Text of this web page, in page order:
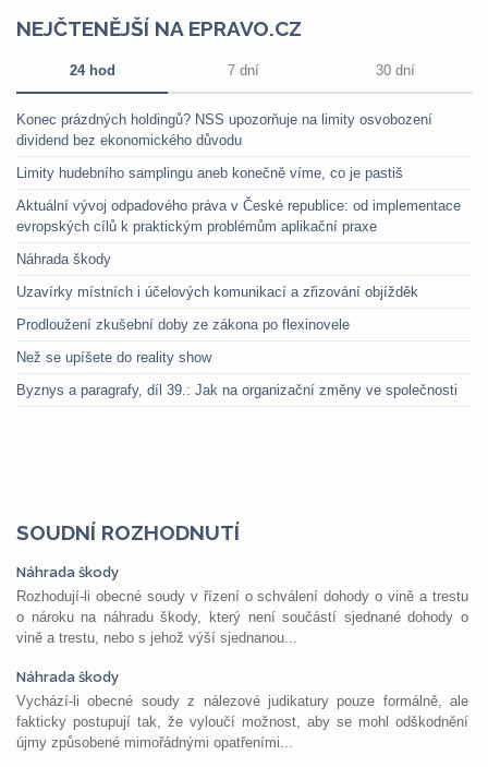
NEJČTENĚJŠÍ NA EPRAVO.CZ
24 hod 7 dní 30 dní
Konec prázdných holdingů? NSS upozorňuje na limity osvobození
dividend bez ekonomického důvodu
Limity hudebního samplingu aneb konečně víme, co je pastiš
Aktuální vývoj odpadového práva v České republice: od implementace
evropských cílů k praktickým problémům aplikační praxe
Náhrada škody
Uzavírky místních i účelových komunikací a zřizování objížděk
Prodloužení zkušební doby ze zákona po flexinovele
Než se upíšete do reality show
Byznys a paragrafy, díl 39.: Jak na organizační změny ve společnosti
SOUDNÍ ROZHODNUTÍ
Náhrada škody
Rozhodují-li obecné soudy v řízení o schválení dohody o vině a trestu
o nároku na náhradu škody, který není součástí sjednané dohody o
vině a trestu, nebo s jehož výší sjednanou...
Náhrada škody
Vychází-li obecné soudy z nálezové judikatury pouze formálně, ale
fakticky postupují tak, že vyloučí možnost, aby se mohl odškodnění
újmy způsobené mimořádnými opatřeními...